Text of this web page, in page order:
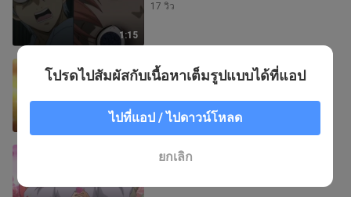
1:15
นี้ฉันก็จะนอนได้
17 วิว
1:13
[กินทามะ]กินทามะ ไข่อีสเตอร์ตัวน้อยนี้
ทำออกมาได้ดีจริงๆ
[กินทามะ]จุดสุดยอดแห่งชีวิตของคอน
โปรดไปสัมผัสกับเนื้อหาเต็มรูปแบบได้ที่แอป
ไปที่แอป / ไปดาวน์โหลด
ยกเลิก